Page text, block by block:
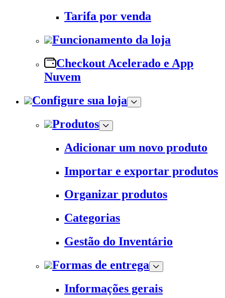
Tarifa por venda
Funcionamento da loja
Checkout Acelerado e App
Nuvem
Configure sua loja
Produtos
Adicionar um novo produto
Importar e exportar produtos
Organizar produtos
Categorias
Gestão do Inventário
Formas de entrega
Informações gerais